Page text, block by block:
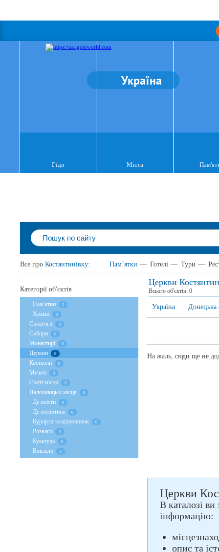
Україна
Гіди Міста
Все про Костянтинівку: Пам`ятки — Готелі — Тури —
Церкви
Всього об'єктів: 0
Україна Донецька
На жаль, сюди ще не
Церкви
В каталозі
інформацію:
опис та
Категорії об'єктів
Пам'ятки 3
Храми 0
Cинагоги 0
Собори 0
Монастирі 0
Церкви 0
Костьоли 0
Мечеті 0
Святі місця 0
Паломницькі місця 0
Де поїсти 0
Де оселитися 0
Курорти та відпочинок 0
Розваги 0
Культура 0
Вокзали 1